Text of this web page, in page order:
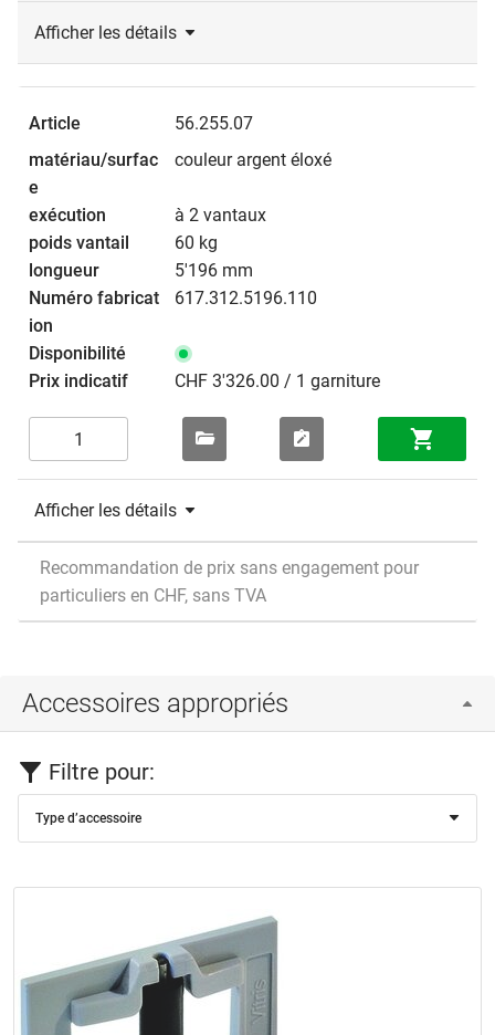
Afficher les détails
56.255.07
couleur argent éloxé
à 2 vantaux
60 kg
5'196 mm
617.312.5196.110
CHF 3'326.00 / 1 garniture
Afficher les détails
Recommandation de prix sans engagement pour
particuliers en CHF, sans TVA
Accessoires appropriés
Filtre pour:
Type d’accessoire